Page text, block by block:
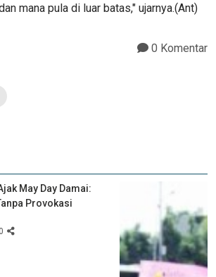
mana pula di luar batas," ujarnya.(Ant)
0 Komentar
May Day Damai:
Provokasi
0